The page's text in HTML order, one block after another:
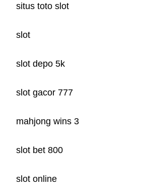
situs toto slot
slot
slot depo 5k
slot gacor 777
mahjong wins 3
slot bet 800
slot online